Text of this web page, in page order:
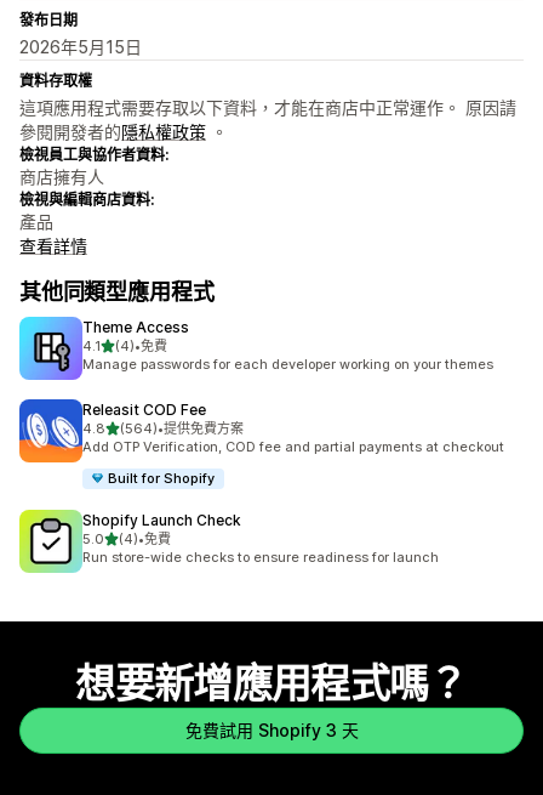
發布日期
2026年5月15日
資料存取權
這項應用程式需要存取以下資料，才能在商店中正常運作。 原因請
參閱開發者的隱私權政策 。
檢視員工與協作者資料:
商店擁有人
檢視與編輯商店資料:
產品
查看詳情
其他同類型應用程式
Theme Access
4.1滿分 5 顆星
(4)
共有 4 則評價
•免費
Manage passwords for each developer working on your themes
Releasit COD Fee
4.8滿分 5 顆星
(564)
共有 564 則評價
•提供免費方案
Add OTP Verification, COD fee and partial payments at checkout
Built for Shopify
Shopify Launch Check
5.0滿分 5 顆星
(4)
共有 4 則評價
•免費
Run store-wide checks to ensure readiness for launch
想要新增應用程式嗎？
免費試用 Shopify 3 天